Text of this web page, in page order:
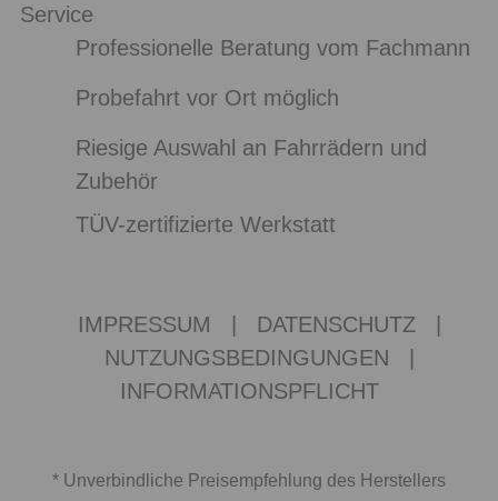
Service
Professionelle Beratung vom Fachmann
Probefahrt vor Ort möglich
Riesige Auswahl an Fahrrädern und
Zubehör
TÜV-zertifizierte Werkstatt
IMPRESSUM DATENSCHUTZ
NUTZUNGSBEDINGUNGEN
INFORMATIONSPFLICHT
* Unverbindliche Preisempfehlung des Herstellers